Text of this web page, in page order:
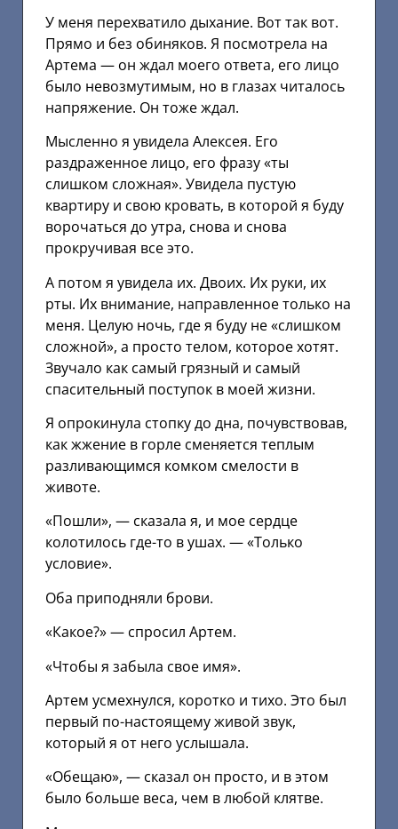
У меня перехватило дыхание. Вот так вот.
Прямо и без обиняков. Я посмотрела на
Артема — он ждал моего ответа, его лицо
было невозмутимым, но в глазах читалось
напряжение. Он тоже ждал.
Мысленно я увидела Алексея. Его
раздраженное лицо, его фразу «ты
слишком сложная». Увидела пустую
квартиру и свою кровать, в которой я буду
ворочаться до утра, снова и снова
прокручивая все это.
А потом я увидела их. Двоих. Их руки, их
рты. Их внимание, направленное только на
меня. Целую ночь, где я буду не «слишком
сложной», а просто телом, которое хотят.
Звучало как самый грязный и самый
спасительный поступок в моей жизни.
Я опрокинула стопку до дна, почувствовав,
как жжение в горле сменяется теплым
разливающимся комком смелости в
животе.
«Пошли», — сказала я, и мое сердце
колотилось где-то в ушах. — «Только
условие».
Оба приподняли брови.
«Какое?» — спросил Артем.
«Чтобы я забыла свое имя».
Артем усмехнулся, коротко и тихо. Это был
первый по-настоящему живой звук,
который я от него услышала.
«Обещаю», — сказал он просто, и в этом
было больше веса, чем в любой клятве.